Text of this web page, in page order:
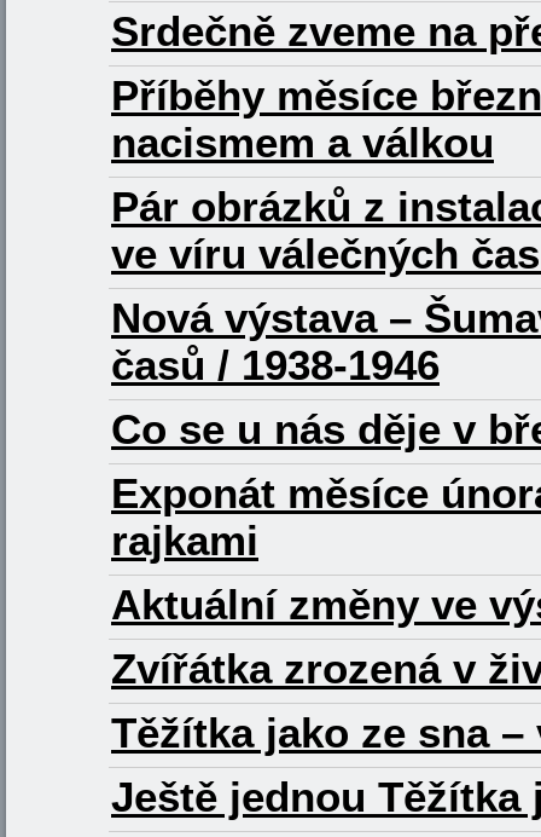
Srdečně zveme na
Příběhy měsíce
nacismem a válkou
Pár obrázků z
ve víru válečných
Nová výstava –
časů / 1938-1946
Co se u nás děje v
Exponát měsíce
rajkami
Aktuální změny ve
Zvířátka zrozená v
Těžítka jako ze sna
Ještě jednou Těžítka